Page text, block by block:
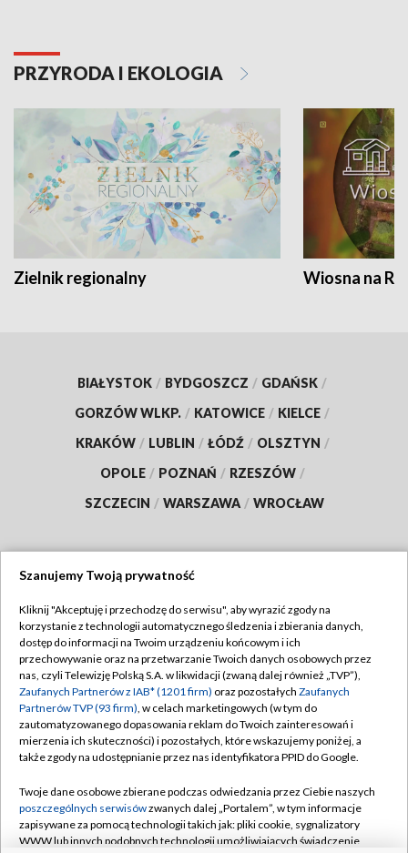
PRZYRODA I EKOLOGIA
Zielnik regionalny Wiosna na
BIAŁYSTOK / BYDGOSZCZ / GDAŃSK /
GORZÓW WLKP. / KATOWICE / KIELCE /
KRAKÓW / LUBLIN / ŁÓDŹ / OLSZTYN /
OPOLE / POZNAŃ / RZESZÓW /
SZCZECIN / WARSZAWA / WROCŁAW
TVP
Abonament TVP
Emisja w TVP
Centrum informacji TVP
Naziemna Telewizja Cyfrowa
Rada Programowa
System NOS
Regulamin TVP
Polityka prywatności
Moje zgody
Pomoc
Kontakt
Szanujemy Twoją prywatność
Kliknij "Akceptuję i przechodzę do serwisu", aby wyrazić zgody na
korzystanie z technologii automatycznego śledzenia i zbierania danych,
dostęp do informacji na Twoim urządzeniu końcowym i ich
przechowywanie oraz na przetwarzanie Twoich danych osobowych przez
nas, czyli Telewizję Polską S.A. w likwidacji (zwaną dalej również „TVP”),
Zaufanych Partnerów z IAB* (1201 firm) oraz pozostałych Zaufanych
Partnerów TVP (93 firm), w celach marketingowych (w tym do
zautomatyzowanego dopasowania reklam do Twoich zainteresowań i
mierzenia ich skuteczności) i pozostałych, które wskazujemy poniżej, a
także zgody na udostępnianie przez nas identyfikatora PPID do Google.
Twoje dane osobowe zbierane podczas odwiedzania przez Ciebie naszych
poszczególnych serwisówzwanych dalej „Portalem”, w tym informacje
zapisywane za pomocą technologii takich jak: pliki cookie, sygnalizatory
WWW lub innych podobnych technologii umożliwiających świadczenie